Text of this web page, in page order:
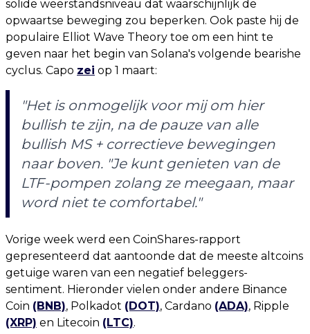
solide weerstandsniveau dat waarschijnlijk de
opwaartse beweging zou beperken. Ook paste hij de
populaire Elliot Wave Theory toe om een hint te
geven naar het begin van Solana's volgende bearishe
cyclus. Capo zei op 1 maart:
"Het is onmogelijk voor mij om hier
bullish te zijn, na de pauze van alle
bullish MS + correctieve bewegingen
naar boven. "Je kunt genieten van de
LTF-pompen zolang ze meegaan, maar
word niet te comfortabel."
Vorige week werd een CoinShares-rapport
gepresenteerd dat aantoonde dat de meeste altcoins
getuige waren van een negatief beleggers-
sentiment. Hieronder vielen onder andere Binance
Coin (BNB), Polkadot (DOT), Cardano (ADA), Ripple
(XRP) en Litecoin (LTC).